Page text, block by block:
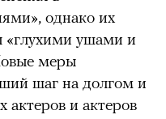
однако их
«глухими ушами и
меры
шаг на долгом и
и актеров